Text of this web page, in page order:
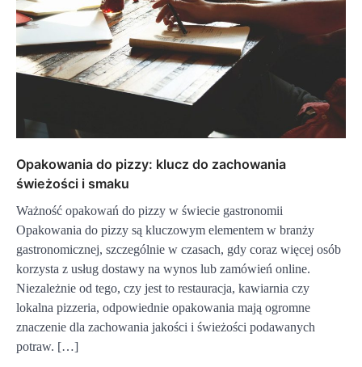
Opakowania do pizzy: klucz do zachowania
świeżości i smaku
Ważność opakowań do pizzy w świecie gastronomii
Opakowania do pizzy są kluczowym elementem w branży
gastronomicznej, szczególnie w czasach, gdy coraz więcej osób
korzysta z usług dostawy na wynos lub zamówień online.
Niezależnie od tego, czy jest to restauracja, kawiarnia czy
lokalna pizzeria, odpowiednie opakowania mają ogromne
znaczenie dla zachowania jakości i świeżości podawanych
potraw. […]